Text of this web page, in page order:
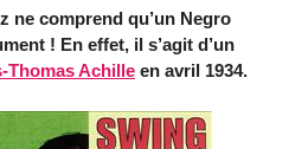
ne comprend qu’un Negro
! En effet, il s’agit d’un
Thomas Achille en avril 1934.